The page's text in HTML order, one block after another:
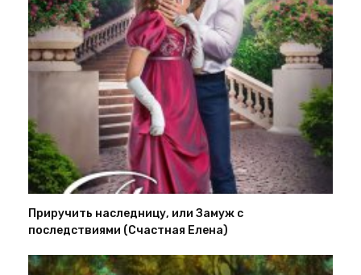
Приручить наследницу, или Замуж с
последствиями (Счастная Елена)